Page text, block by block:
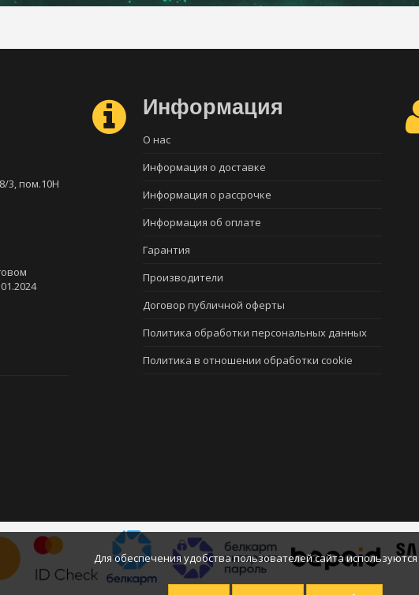
3, пом.10Н
Информация
О нас
Информация о доставке
Информация о рассрочке
Информация об оплате
Гарантия
Производители
Договор публичной оферты
Политика обработки персональных данных
Политика в отношении обработки cookie
Для обеспечения удобства пользователей сайта используются